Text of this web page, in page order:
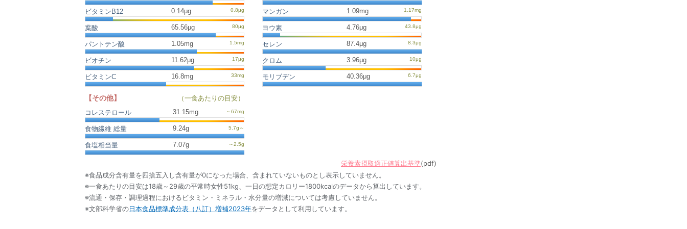
ビタミンB12 0.14μg
葉酸 65.56μg
パントテン酸 1.05mg
ビオチン 11.62μg
ビタミンC 16.8mg
マンガン 1.09mg
ヨウ素 4.76μg
セレン 87.4μg
クロム 3.96μg
モリブデン 40.36μg
【その他】
（一食あたりの目安）
コレステロール
31.15mg
食物繊維 総量 9.24g
食塩相当量 7.07g
栄養素摂取適正値算出基準(pdf)
※食品成分含有量を四捨五入し含有量が0になった場合、含まれていないものとし表示していません。
※一食あたりの目安は18歳～29歳の平常時女性51kg、一日の想定カロリー1800kcalのデータから算出しています。
※流通・保存・調理過程におけるビタミン・ミネラル・水分量の増減については考慮していません。
※文部科学省の日本食品標準成分表（八訂）増補2023年をデータとして利用しています。